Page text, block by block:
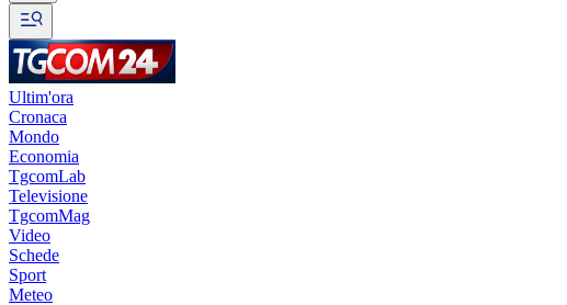
Ultim'ora
Cronaca
Mondo
Economia
TgcomLab
Televisione
TgcomMag
Video
Schede
Sport
Meteo